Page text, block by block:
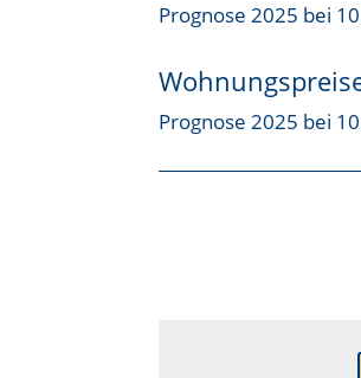
Prognose 2025 bei
Prognose 2025 bei